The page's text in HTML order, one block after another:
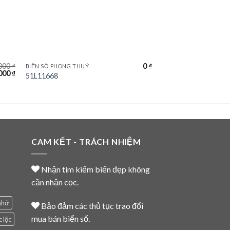
₫
₫Giá
hiện
BIỂN SỐ PHONG THUỶ
51L11668
0₫
lộc
CAM KẾT - TRÁCH NHIỆM
Nhận tìm kiếm biển đẹp không
cần nhận cọc.
Bảo đảm các thủ tục trao đổi
mua bán biển số.